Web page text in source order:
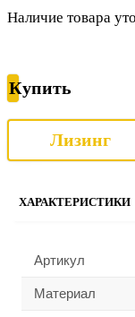
Наличие товара
Купить
Лизинг
ХАРАКТЕРИСТИКИ
Артикул
Материал